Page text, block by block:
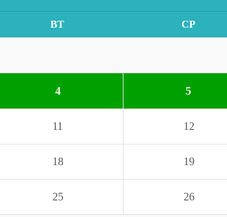
ВТ СР
4 5
11 12
18 19
25 26